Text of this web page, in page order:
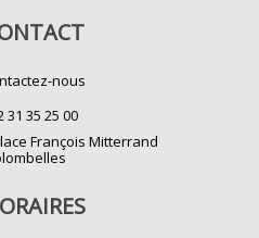
nous
31 35 25 00
François Mitterrand